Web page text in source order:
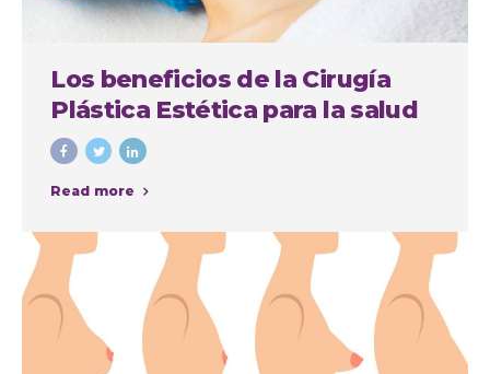
Los beneficios de la Cirugía
Plástica Estética para la salud
física y mental
Read more